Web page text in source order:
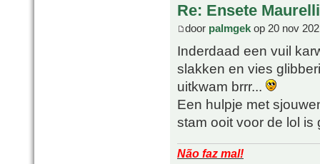
Re: Ensete
door palmgek op 20 nov
Inderdaad een vuil
slakken en vies
uitkwam brrr...
Een hulpje met
stam ooit voor de lol
Não faz mal!